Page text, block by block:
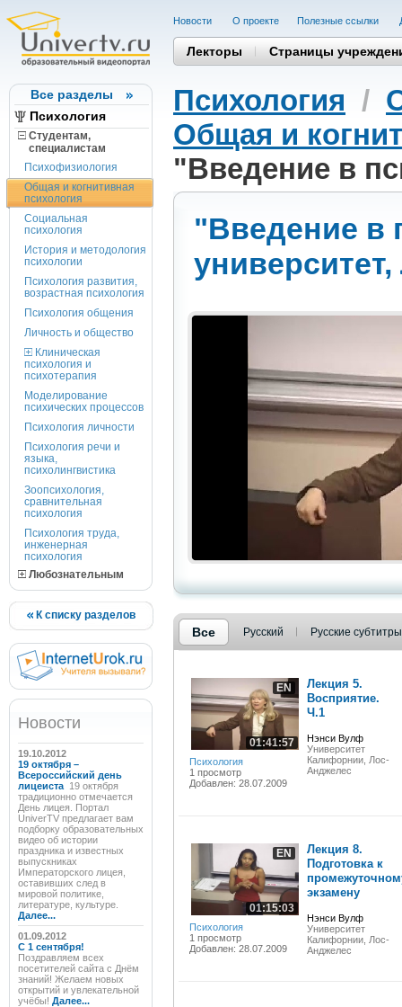
Все разделы
Психология
Студентам,
cпециалистам
Психофизиология
Общая и когнитивная
психология
Социальная
психология
История и методология
психологии
Психология развития,
возрастная психология
Психология общения
Личность и общество
Клиническая
психология и
психотерапия
Моделирование
психических процессов
Психология личности
Психология речи и
языка,
психолингвистика
Зоопсихология,
сравнительная
психология
Психология труда,
инженерная
психология
Любознательным
К списку разделов
Новости
19.10.2012
19 октября –
Всероссийский день
лицеиста 19 октября
традиционно отмечается
День лицея. Портал
UniverTV предлагает вам
подборку образовательных
видео об истории
праздника и известных
выпускниках
Императорского лицея,
оставивших след в
мировой политике,
литературе, культуре.
Далее...
01.09.2012
C 1 сентября!
Поздравляем всех
посетителей сайта с Днём
знаний! Желаем новых
открытий и увлекательной
учёбы! Далее...
Новости О проекте Полезные cсылки
Лекторы Страницы
Психология /
Общая и
"Введение в
"Введение в
Все Русский Русские субтитры
EN
01:41:57
Психология
1 просмотр
Добавлен: 28.07.2009
Лекция 5.
Восприятие.
Ч.1
Нэнси Вулф
Университет
Калифорнии, Лос-
Анджелес
EN
01:15:03
Психология
1 просмотр
Добавлен: 28.07.2009
Лекция 8.
Подготовка к
экзамену
Нэнси Вулф
Университет
Калифорнии, Лос-
Анджелес